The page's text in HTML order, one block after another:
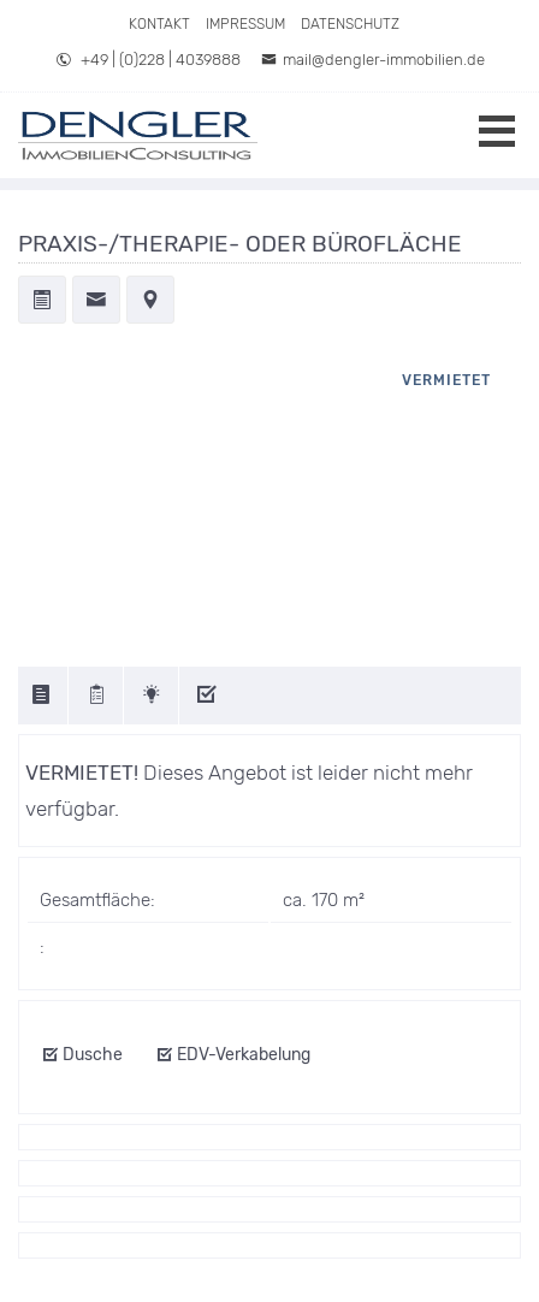
Direkt zum Inhalt springen
KONTAKT IMPRESSUM DATENSCHUTZ
+49 | (0)228 | 4039888 mail@dengler-immobilien.de
PRAXIS-/THERAPIE- ODER BÜROFLÄCHE
VERMIETET
VERMIETET! Dieses Angebot ist leider nicht mehr
verfügbar.
Gesamtfläche: ca. 170 m²
:
Dusche EDV-Verkabelung